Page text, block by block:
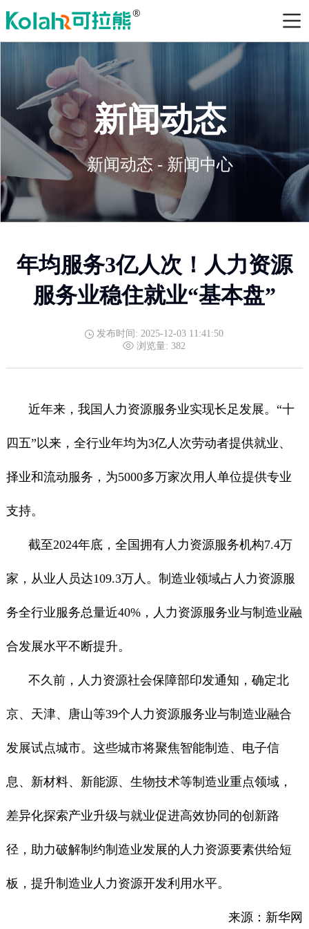
新闻动态
新闻动态 - 新闻中心
年均服务3亿人次！人力资源
服务业稳住就业“基本盘”
发布时间: 2025-12-03 11:41:50
浏览量: 382
近年来，我国人力资源服务业实现长足发展。“十
四五”以来，全行业年均为3亿人次劳动者提供就业、
择业和流动服务，为5000多万家次用人单位提供专业
支持。
截至2024年底，全国拥有人力资源服务机构7.4万
家，从业人员达109.3万人。制造业领域占人力资源服
务全行业服务总量近40%，人力资源服务业与制造业融
合发展水平不断提升。
不久前，人力资源社会保障部印发通知，确定北
京、天津、唐山等39个人力资源服务业与制造业融合
发展试点城市。这些城市将聚焦智能制造、电子信
息、新材料、新能源、生物技术等制造业重点领域，
差异化探索产业升级与就业促进高效协同的创新路
径，助力破解制约制造业发展的人力资源要素供给短
板，提升制造业人力资源开发利用水平。
来源：新华网